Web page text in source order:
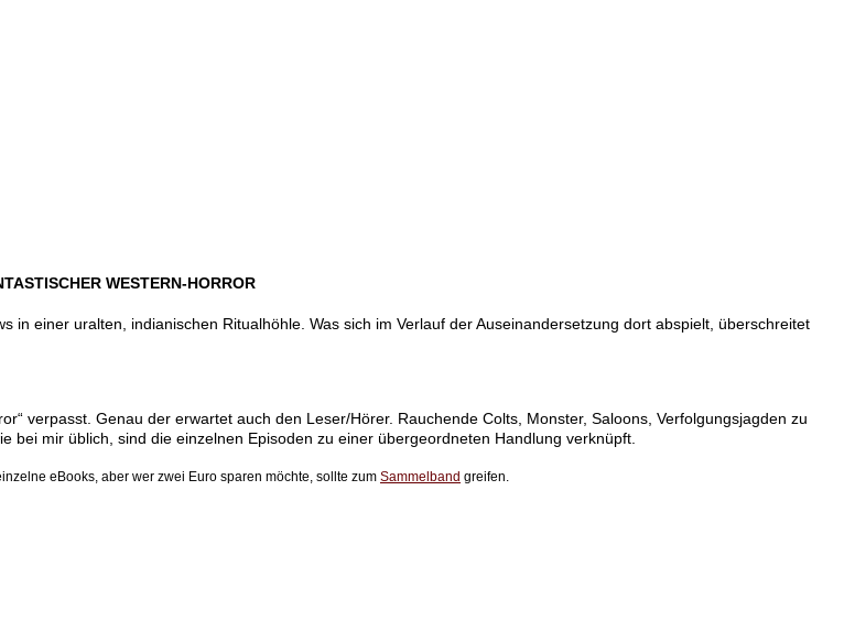
WESTERN-HORROR
einer uralten, indianischen Ritualhöhle. Was sich im Verlauf der Auseinandersetzung dort abspielt, überschreitet
verpasst. Genau der erwartet auch den Leser/Hörer. Rauchende Colts, Monster, Saloons, Verfolgungsjagden zu
mir üblich, sind die einzelnen Episoden zu einer übergeordneten Handlung verknüpft.
eBooks, aber wer zwei Euro sparen möchte, sollte zum Sammelband greifen.